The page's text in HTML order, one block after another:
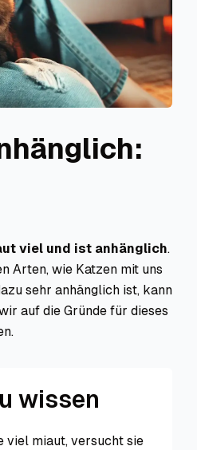
viel und ist anhänglich.
Arten, wie Katzen mit uns
sehr anhänglich ist, kann
auf die Gründe für dieses
wissen
viel miaut, versucht sie